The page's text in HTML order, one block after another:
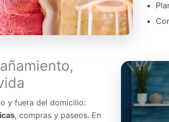
y fuera del domicilio:
, compras y paseos. En